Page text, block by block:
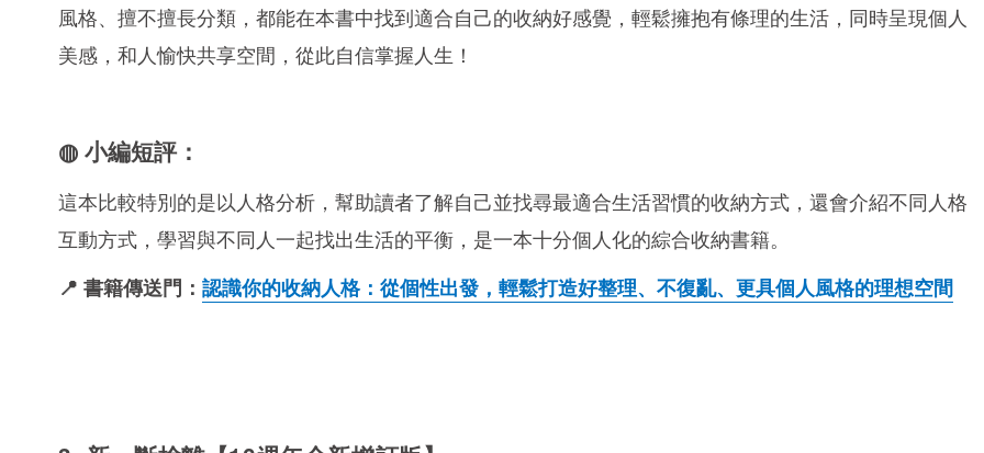
風格、擅不擅長分類，都能在本書中找到適合自己的收納好感覺，輕鬆擁抱有條理的生活，同時呈現個人
美感，和人愉快共享空間，從此自信掌握人生！
◍ 小編短評：
這本比較特別的是以人格分析，幫助讀者了解自己並找尋最適合生活習慣的收納方式，還會介紹不同人格
互動方式，學習與不同人一起找出生活的平衡，是一本十分個人化的綜合收納書籍。
📍 書籍傳送門： 認識你的收納人格：從個性出發，輕鬆打造好整理、不復亂、更具個人風格的理想空間